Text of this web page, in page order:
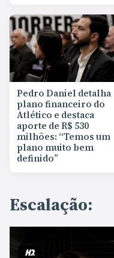
Pedro Daniel detalha
plano financeiro do
Atlético e destaca
aporte de R$ 530
milhões: “Temos um
plano muito bem
definido”
Escalação: